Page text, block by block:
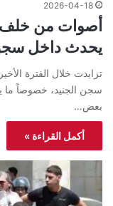
2026-04-18
أصوات من خلف
يحدث داخل
تزايدت خلال الفترة
سجن الجنيد، خصوصاً ما
بعض…
أكمل القراءة »